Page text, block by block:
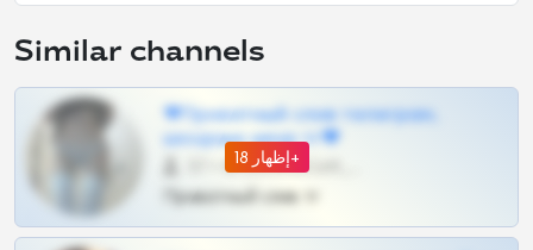
Similar channels
إظهار 18+
❤Приватный слив телеграм,
шкодных шкур тг❤
Приватный слив тг